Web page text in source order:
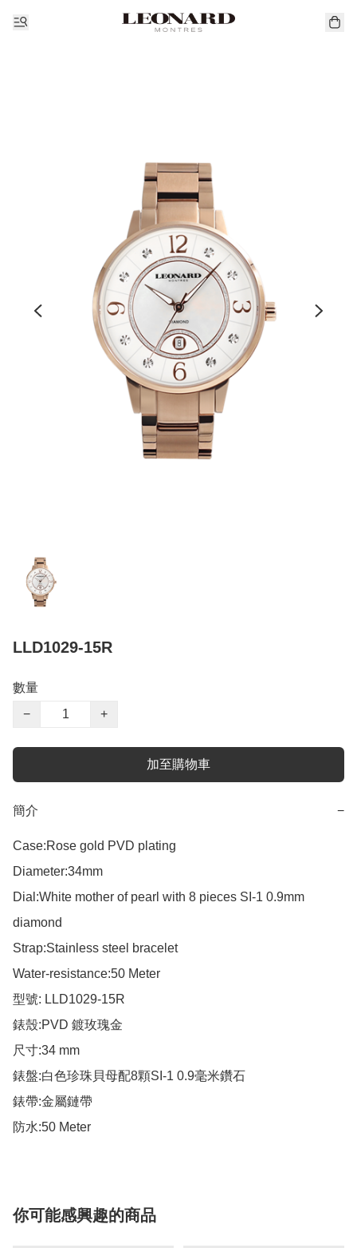
LLD1029-15R
數量
−
+
加至購物車
簡介 −
Case:Rose gold PVD plating
Diameter:34mm
Dial:White mother of pearl with 8 pieces SI-1 0.9mm
diamond
Strap:Stainless steel bracelet
Water-resistance:50 Meter
型號: LLD1029-15R
錶殼:PVD 鍍玫瑰金
尺寸:34 mm
錶盤:白色珍珠貝母配8顆SI-1 0.9毫米鑽石
錶帶:金屬鏈帶
防水:50 Meter
你可能感興趣的商品